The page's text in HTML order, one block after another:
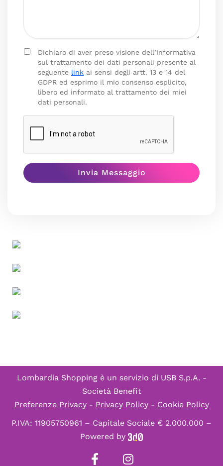
Dichiaro di aver preso visione dell’Informativa
sul trattamento dei dati personali presente al
seguente link ai sensi degli artt. 13 e 14 del
GDPR ed esprimo il mio consenso esplicito,
libero ed informato al trattamento dei miei
dati personali.
Lombardia Shopping è un servizio di USB S.p.A. -
Società Benefit
Preferenze Privacy- Privacy Policy- Cookie Policy
P.IVA: 11905750961 – Capitale Sociale € 2.000.000 –
Powered by